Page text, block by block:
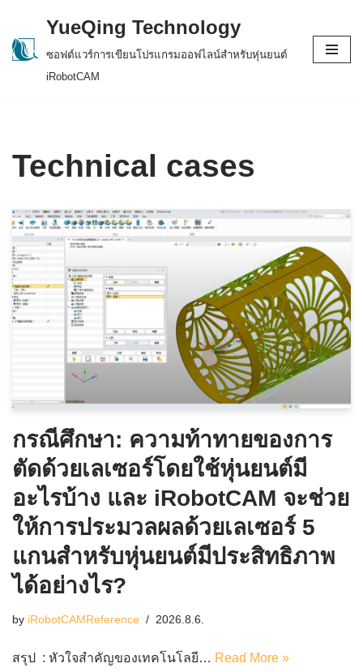
Skip
YueQing Technology
ซอฟต์แวร์การเขียนโปรแกรมออฟไลน์สำหรับหุ่นยนต์
iRobotCAM
Technical cases
กรณีศึกษา: ความท้าทายของการ
ตัดด้วยเลเซอร์โดยใช้หุ่นยนต์มี
อะไรบ้าง และ iRobotCAM จะช่วย
ให้การประมวลผลด้วยเลเซอร์ 5
แกนสำหรับหุ่นยนต์มีประสิทธิภาพ
ได้อย่างไร?
by iRobotCAMReference 2026.8.6.
สรุป : หัวใจสำคัญของเทคโนโลยี… Read More »